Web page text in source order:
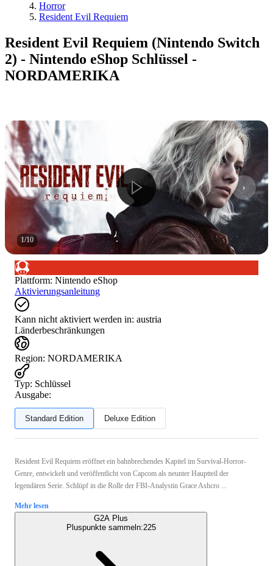
Horror
Resident Evil Requiem
Resident Evil Requiem (Nintendo Switch
2) - Nintendo eShop Schlüssel -
NORDAMERIKA
1/10
Plattform: Nintendo eShop
Aktivierungsanleitung
Kann nicht aktiviert werden in: austria
Länderbeschränkungen
Region: NORDAMERIKA
Typ: Schlüssel
Ausgabe:
Standard Edition Deluxe Edition
Resident Evil Requiem eröffnet ein bahnbrechendes Kapitel im Survival-Horror-
Genre, entwickelt und veröffentlicht von Capcom als neunter Hauptteil der
legendären Serie. Schlüpf in die Rolle der FBI-Analystin Grace Ashcro ...
Mehr lesen
G2A Plus
Pluspunkte sammeln:225